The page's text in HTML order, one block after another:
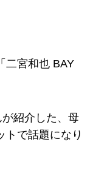
二宮和也 BAY
紹介した、母
トで話題になり